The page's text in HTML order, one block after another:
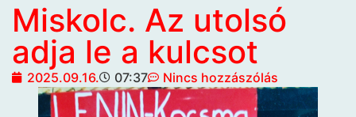
Miskolc. Az utolsó
adja le a kulcsot
2025.09.16. 07:37 Nincs hozzászólás